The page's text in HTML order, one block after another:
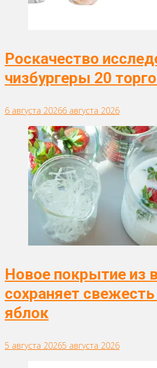
Роскачество
чизбургеры 20
6 августа 20266 августа 2026
Новое покрытие из
сохраняет
яблок
5 августа 20265 августа 2026